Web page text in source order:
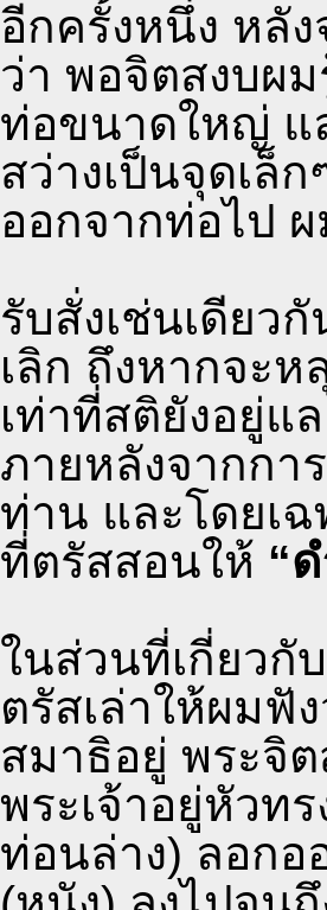
อีกครั้งหนึ่ง หลั
ว่า พอจิตสงบผม
ท่อขนาดใหญ่ แ
สว่างเป็นจุดเล็
ออกจากท่อไป
รับสั่งเช่นเดียว
เลิก ถึงหากจะ
เท่าที่สติยังอยู่แ
ภายหลังจากกา
ท่าน และโดยเ
ที่ตรัสสอนให้ “
ในส่วนที่เกี่ยวกั
ตรัสเล่าให้ผมฟั
สมาธิอยู่ พระจิ
พระเจ้าอยู่หัวท
ท่อนล่าง) ลอกอ